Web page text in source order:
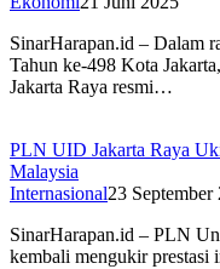
SinarHarapan.id – Dalam
Tahun ke-498 Kota
Jakarta Raya resmi…
PLN UID Jakarta Raya
Malaysia
Internasional23 September
SinarHarapan.id – PLN
kembali mengukir prestasi